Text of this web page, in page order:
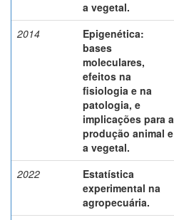
a vegetal.
2014
Epigenética:
bases
moleculares,
efeitos na
fisiologia e na
patologia, e
implicações para a
produção animal e
a vegetal.
2022
Estatística
experimental na
agropecuária.